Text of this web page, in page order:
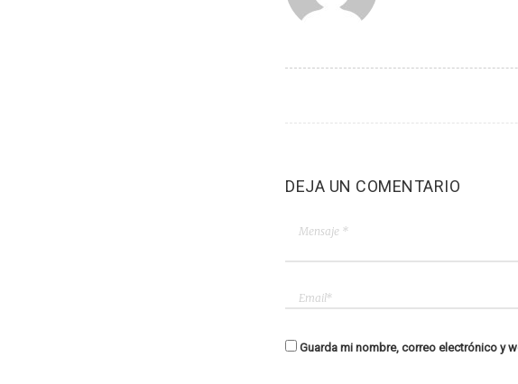
DEJA UN COMENTARIO
Guarda mi nombre, correo electrónico y